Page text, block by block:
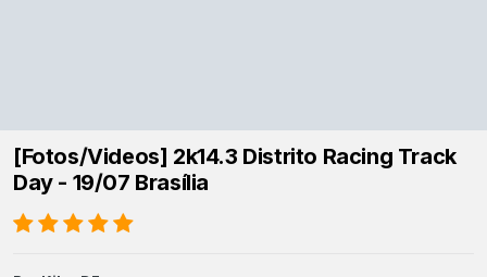
[Fotos/Videos] 2k14.3 Distrito Racing Track
Day - 19/07 Brasília